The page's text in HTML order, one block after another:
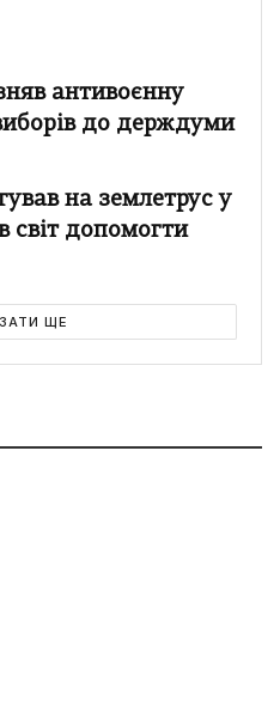
антивоєнну
до держдуми
на землетрус у
світ допомогти
ЩЕ